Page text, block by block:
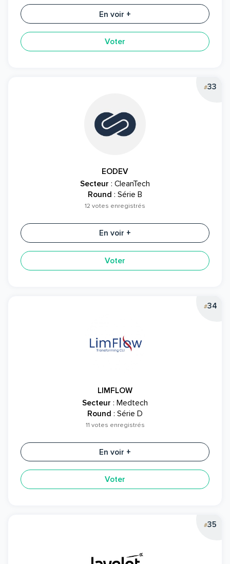
En voir +
Voter
#33
EODEV
Secteur : CleanTech
Round : Série B
12 votes enregistrés
En voir +
Voter
#34
LIMFLOW
Secteur : Medtech
Round : Série D
11 votes enregistrés
En voir +
Voter
#35